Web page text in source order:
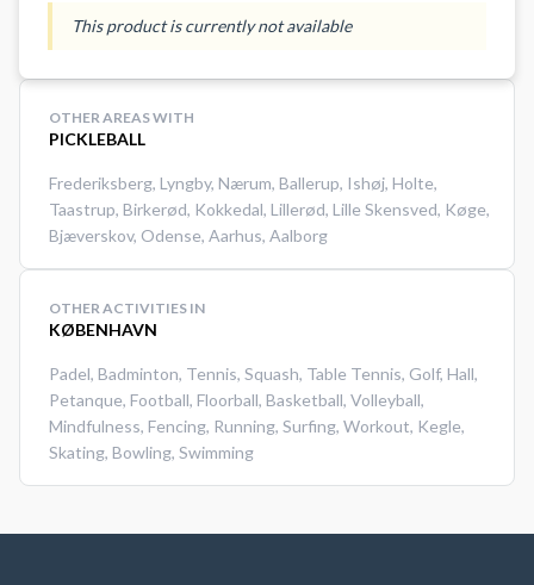
pickleballbane og spil pickleball i
Bjæverskov på en af de mange
indendørs pickleballbaner i
#Picklebal-bjaeverskov #spil-
This product is currently not available
OTHER AREAS WITH
PICKLEBALL
Frederiksberg, Lyngby, Nærum, Ballerup, Ishøj, Holte,
Taastrup, Birkerød, Kokkedal, Lillerød, Lille Skensved, Køge,
Bjæverskov, Odense, Aarhus, Aalborg
OTHER ACTIVITIES IN
KØBENHAVN
Padel, Badminton, Tennis, Squash, Table Tennis, Golf, Hall,
Petanque, Football, Floorball, Basketball, Volleyball,
Mindfulness, Fencing, Running, Surfing, Workout, Kegle,
Skating, Bowling, Swimming